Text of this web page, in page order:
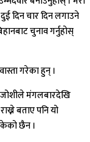
दिन चार दिन लगाउने
चुनाव गर्नुहोस्
गरेका हुन् ।
जोशीले मंगलबारदेखि
बताए पनि यो
छैन ।